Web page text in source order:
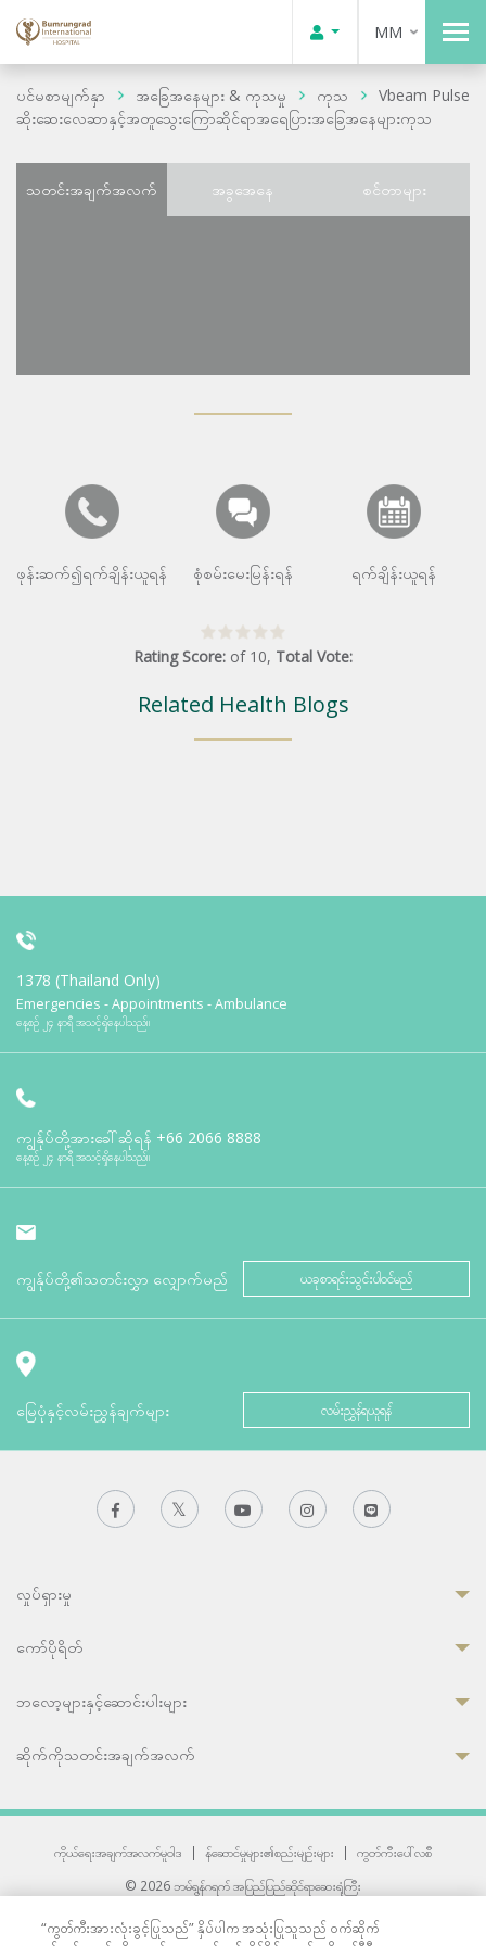
MM
ပင်မစာမျက်နှာ အခြေအနေများ & ကုသမှု ကုသ
Vbeam Pulse
ဆိုးဆေးလေဆာနှင့်အတူသွေးကြောဆိုင်ရာအရေပြားအခြေအနေများကုသ
သတင်းအချက်အလက် အခွအေနေ စင်တာများ
ဖုန်းဆက်၍ရက်ချိန်းယူရန် စုံစမ်းမေးမြန်းရန် ရက်ချိန်းယူရန်
Rating Score: of 10, Total Vote:
Related Health Blogs
1378 (Thailand Only)
Emergencies - Appointments - Ambulance
နေ့စဉ် ၂၄ နာရီ အသင့်ရှိနေပါသည်။
ကျွန်ုပ်တို့အားခေါ်ဆိုရန် +66 2066 8888
နေ့စဉ် ၂၄ နာရီ အသင့်ရှိနေပါသည်။
ကျွန်ုပ်တို့၏သတင်းလွှာ လျှောက်မည် ယခုစာရင်းသွင်းပါဝင်မည်
မြေပုံနှင့်လမ်းညွှန်ချက်များ လမ်းညွှန်ရယူရန်
လှုပ်ရှားမှု
ကော်ပိုရိတ်
ဘလော့များနှင့်ဆောင်းပါးများ
ဆိုက်ကိုသတင်းအချက်အလက်
ကိုယ်ရေးအချက်အလက်မူဝါဒ | န်ဆောင်မှုများ၏စည်းမျဉ်းများ |
ကွတ်ကီးပေါ်လစီ
© 2026 ဘမ်ရွန်ဂရက် အပြည်ပြည်ဆိုင်ရာဆေးရုံကြီး
“ကွတ်ကီးအားလုံးခွင့်ပြုသည်” နှိပ်ပါက အသုံးပြုသူသည် ဝက်ဆိုက်